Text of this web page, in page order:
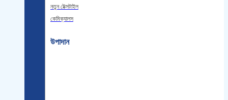
নতুন টেক্সটাইল
কেমিক্যালস
উপাদান